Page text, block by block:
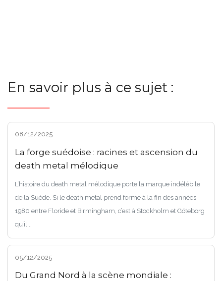
En savoir plus à ce sujet :
08/12/2025
La forge suédoise : racines et ascension du
death metal mélodique
L’histoire du death metal mélodique porte la marque indélébile
de la Suède. Si le death metal prend forme à la fin des années
1980 entre Floride et Birmingham, c’est à Stockholm et Göteborg
qu’il...
05/12/2025
Du Grand Nord à la scène mondiale :